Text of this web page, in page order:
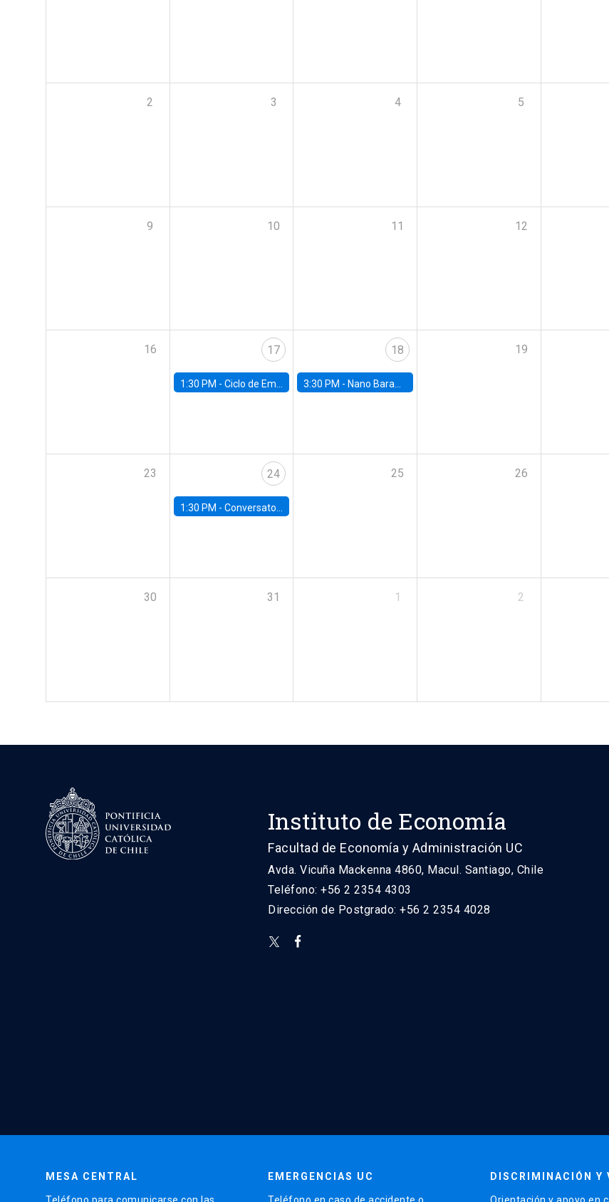
2 3 4 5
9 10 11 12
16 17
1:30 PM - Ciclo de Empleo: "Estrategias para impulsar el empleo en Chile"
18
3:30 PM - Nano Barahona, UC Berkeley
19
23 24
1:30 PM - Conversatorio: “Pobreza y Educación: Perspectivas y Propuestas desde la UC”
25 26
30 31 1 2
Instituto de Economía
Facultad de Economía y Administración UC
Avda. Vicuña Mackenna 4860, Macul. Santiago, Chile
Teléfono: +56 2 2354 4303
Dirección de Postgrado: +56 2 2354 4028
MESA CENTRAL
Teléfono para comunicarse con las
EMERGENCIAS UC
Teléfono en caso de accidente o
DISCRIMINACIÓN Y
Orientación y apoyo en